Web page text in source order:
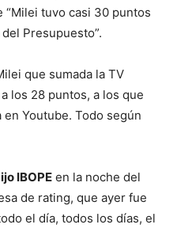
“Milei tuvo casi 30 puntos
Presupuesto”.
que sumada la TV
los 28 puntos, a los que
Youtube. Todo según
IBOPE en la noche del
de rating, que ayer fue
el día, todos los días, el